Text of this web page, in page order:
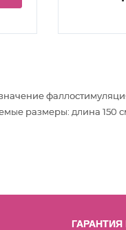
размеры: длина 150
ГАРАНТИЯ